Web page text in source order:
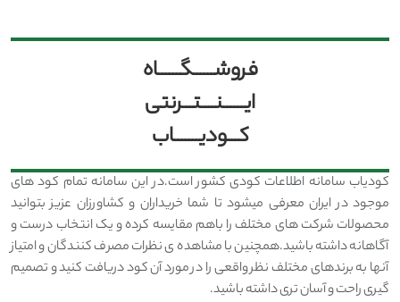
فروشــــــگــــــاه
ایــــــنــــتـــرنتی
کـــودیـــــــاب
کودیاب سامانه اطلاعات کودی کشور است.در این سامانه تمام کود های
موجود در ایران معرفی میشود تا شما خریداران و کشاورزان عزیز بتوانید
محصولات شرکت های مختلف را باهم مقایسه کرده و یک انتخاب درست و
آگاهانه داشته باشید.همچنین با مشاهده ی نظرات مصرف کنندگان و امتیاز
آنها به برندهای مختلف نظر واقعی را در مورد آن کود دریافت کنید و تصمیم
گیری راحت و آسان تری داشته باشید.